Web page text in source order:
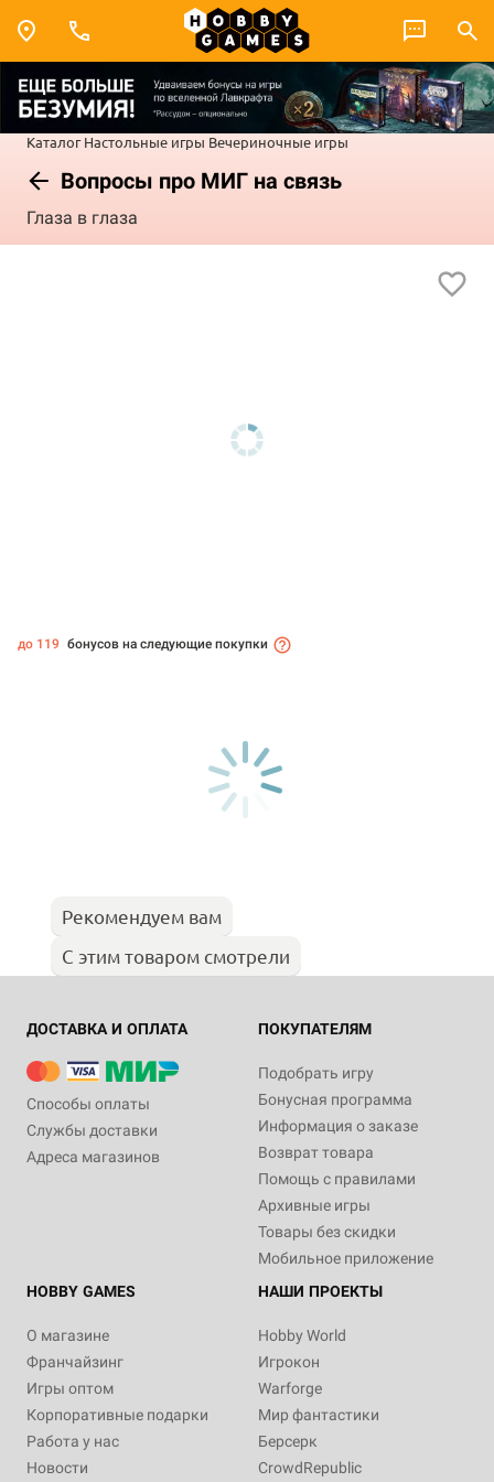
Каталог Настольные игры Вечериночные игры
Вопросы про МИГ на связь
Глаза в глаза
до 119 бонусов на следующие покупки
Рекомендуем вам
С этим товаром смотрели
ДОСТАВКА И ОПЛАТА
Способы оплаты
Службы доставки
Адреса магазинов
ПОКУПАТЕЛЯМ
Подобрать игру
Бонусная программа
Информация о заказе
Возврат товара
Помощь с правилами
Архивные игры
Товары без скидки
Мобильное приложение
HOBBY GAMES
О магазине
Франчайзинг
Игры оптом
Корпоративные подарки
Работа у нас
Новости
НАШИ ПРОЕКТЫ
Hobby World
Игрокон
Warforge
Мир фантастики
Берсерк
CrowdRepublic